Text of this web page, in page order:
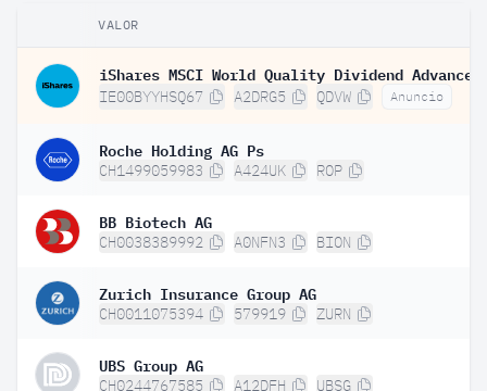
VALOR
IE00BYYHSQ67 A2DRG5 QDVW Anuncio
Roche Holding AG Ps
CH1499059983 A424UK ROP
BB Biotech AG
CH0038389992 A0NFN3 BION
Zurich Insurance Group AG
CH0011075394 579919 ZURN
UBS Group AG
CH0244767585 A12DFH UBSG